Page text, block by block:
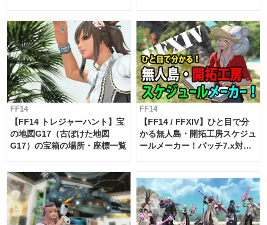
FF14
【FF14 トレジャーハント】宝
の地図G17（古ぼけた地図
G17）の宝箱の場所・座標一覧
FF14
【FF14 / FFXIV】ひと目で分
かる無人島・開拓工房スケジュ
ールメーカー！パッチ7.x対応